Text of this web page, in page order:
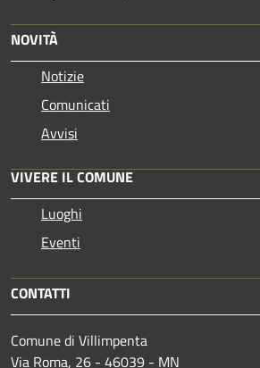
NOVITÀ
Notizie
Comunicati
Avvisi
VIVERE IL COMUNE
Luoghi
Eventi
CONTATTI
Comune di Villimpenta
Via Roma, 26 - 46039 - MN